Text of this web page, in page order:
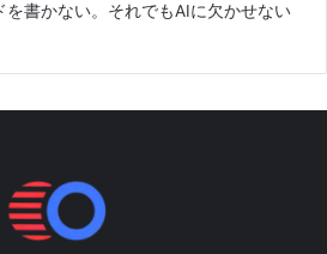
を書かない。それでもAIに欠かせない